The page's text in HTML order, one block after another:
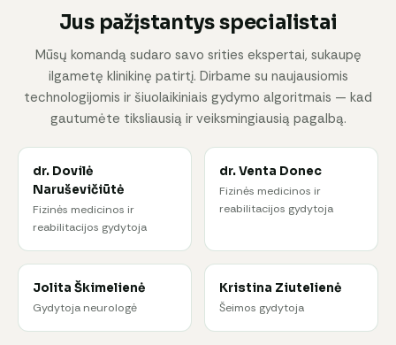
Jus pažįstantys specialistai
Mūsų komandą sudaro savo srities ekspertai, sukaupę
ilgametę klinikinę patirtį. Dirbame su naujausiomis
technologijomis ir šiuolaikiniais gydymo algoritmais — kad
gautumėte tiksliausią ir veiksmingiausią pagalbą.
dr. Dovilė
Naruševičiūtė
Fizinės medicinos ir
reabilitacijos gydytoja
dr. Venta Donec
Fizinės medicinos ir
reabilitacijos gydytoja
Jolita Škimelienė
Gydytoja neurologė
Kristina Ziutelienė
Šeimos gydytoja